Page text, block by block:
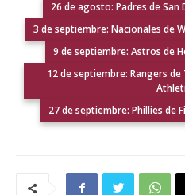
26 de agosto: Padres de San
3 de septiembre: Nacionales de
9 de septiembre: Astros de
12 de septiembre: Rangers
27 de septiembre: Phillies de